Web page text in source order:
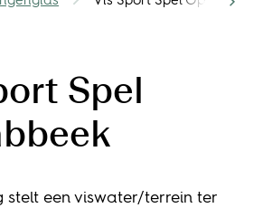
Spel
stelt een viswater/terrein ter